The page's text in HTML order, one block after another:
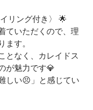
リング付き〉 🌟
ていただくので、理
す。
となく、カレイドス
が魅力です💎
しい😣」と感じてい